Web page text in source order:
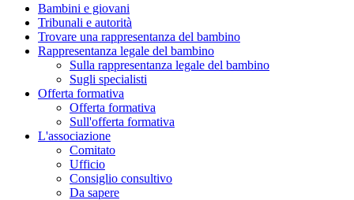
Bambini e giovani
Tribunali e autorità
Trovare una rappresentanza del bambino
Rappresentanza legale del bambino
Sulla rappresentanza legale del bambino
Sugli specialisti
Offerta formativa
Offerta formativa
Sull'offerta formativa
L'associazione
Comitato
Ufficio
Consiglio consultivo
Da sapere